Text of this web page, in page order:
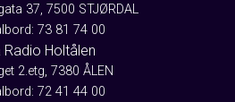
37, 7500 STJØRDAL
73 81 74 00
Radio Holtålen
2.etg, 7380 ÅLEN
72 41 44 00